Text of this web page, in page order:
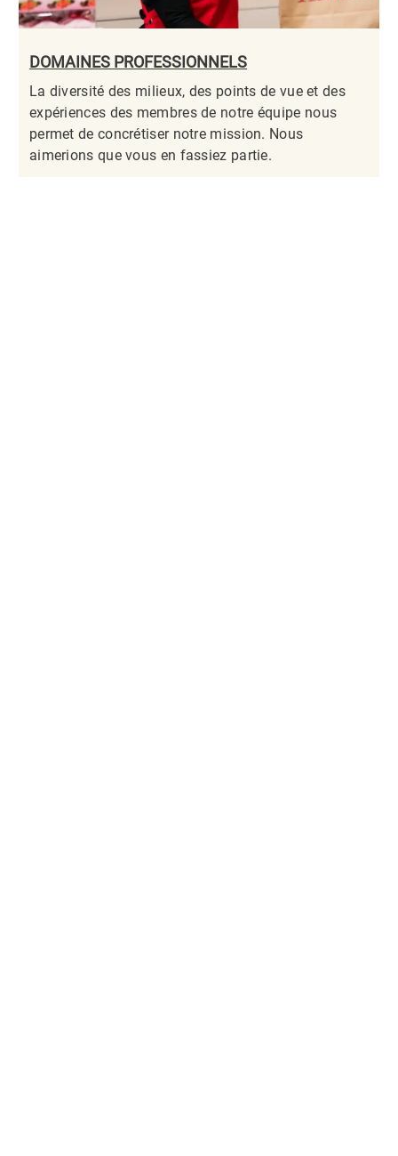
DOMAINES PROFESSIONNELS
La diversité des milieux, des points de vue et des
expériences des membres de notre équipe nous
permet de concrétiser notre mission. Nous
aimerions que vous en fassiez partie.​​​​​​​